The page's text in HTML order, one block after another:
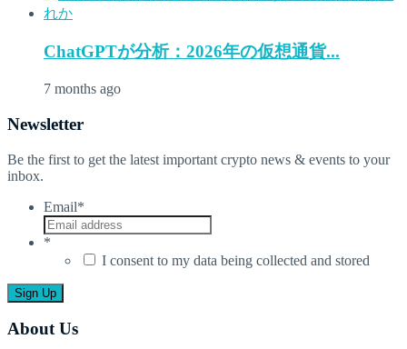
ChatGPTが分析：2026年の仮想通貨...
7 months ago
Newsletter
Be the first to get the latest important crypto news & events to your
inbox.
Email*
*
I consent to my data being collected and stored
About Us